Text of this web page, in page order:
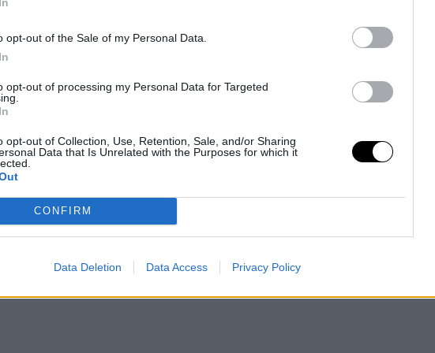
opt-out of the Sale of my Personal Data.
opt-out of processing my Personal Data for Targeted
opt-out of Collection, Use, Retention, Sale, and/or Sharing
Data that Is Unrelated with the Purposes for which it
CONFIRM
Data Deletion Data Access Privacy Policy
85 con dos tiros libres a falta de 7.3 segundos
cuando aún disponía de bastante tiempo en
depeor equipo de la liga.
los Timberwolves fueron a la prórroga por
miércoles frente a Toronto Raptors en el